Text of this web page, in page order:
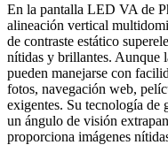
En la pantalla LED VA de
alineación vertical
de contraste estático
nítidas y brillantes. Aunque
pueden manejarse con
fotos, navegación web,
exigentes. Su tecnología de
un ángulo de visión
proporciona imágenes